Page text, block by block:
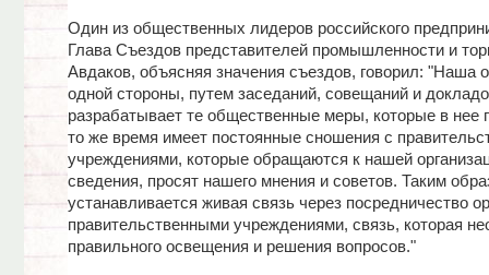
Один из общественных лидеров российского
Глава Съездов представителей промышленности и
Авдаков, объясняя значения съездов, говорил: "Наша
одной стороны, путем заседаний, совещаний и
разрабатывает те общественные меры, которые в нее
то же время имеет постоянные сношения с
учреждениями, которые обращаются к нашей
сведения, просят нашего мнения и советов. Таким
устанавливается живая связь через посредничество
правительственными учреждениями, связь, которая
правильного освещения и решения вопросов."